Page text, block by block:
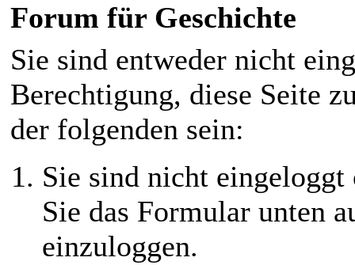
Forum für Geschichte
Sie sind entweder nicht
Berechtigung, diese Seite
der folgenden sein:
Sie sind nicht
Sie das Formular unten
einzuloggen.